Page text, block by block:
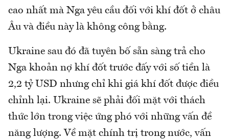
cao nhất mà Nga yêu cầu đối với khí đốt ở châu
Âu và điều này là không công bằng.
Ukraine sau đó đã tuyên bố sẵn sàng trả cho
Nga khoản nợ khí đốt trước đấy với số tiền là
2,2 tỷ USD nhưng chỉ khi giá khí đốt được điều
chỉnh lại. Ukraine sẽ phải đối mặt với thách
thức lớn trong việc ứng phó với những vấn đề
năng lượng. Về mặt chính trị trong nước, vấn